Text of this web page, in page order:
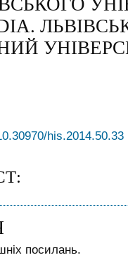
his.2014.50.33
посилань.